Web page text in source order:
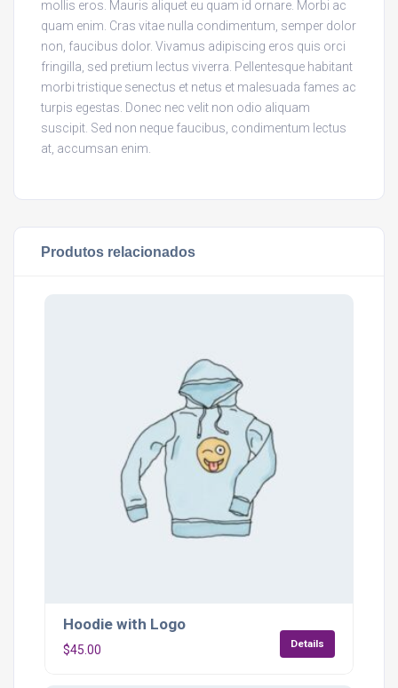
mollis eros. Mauris aliquet eu quam id ornare. Morbi ac
quam enim. Cras vitae nulla condimentum, semper dolor
non, faucibus dolor. Vivamus adipiscing eros quis orci
fringilla, sed pretium lectus viverra. Pellentesque habitant
morbi tristique senectus et netus et malesuada fames ac
turpis egestas. Donec nec velit non odio aliquam
suscipit. Sed non neque faucibus, condimentum lectus
at, accumsan enim.
Produtos relacionados
Hoodie with Logo
$45.00 Details